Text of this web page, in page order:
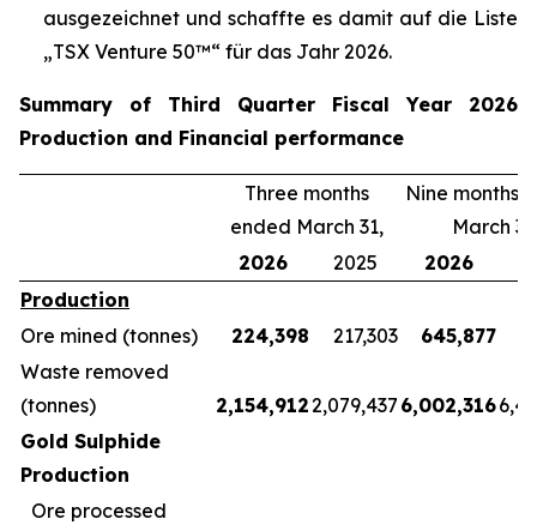
ausgezeichnet und schaffte es damit auf die Liste
„TSX Venture 50™“ für das Jahr 2026.
Summary of Third Quarter Fiscal Year 2026
Production and Financial performance
Three months
ended March 31,
Nine months
March
2026
2025 2026
Production
Ore mined (tonnes)
224,398 217,303 645,877
Waste removed
(tonnes)
2,154,9122,079,437 6,002,316
Gold Sulphide
Production
Ore processed